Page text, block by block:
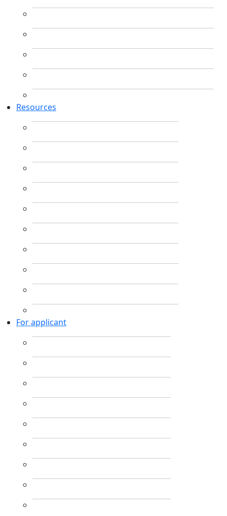
Resources
For applicant